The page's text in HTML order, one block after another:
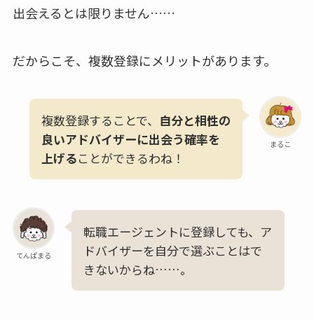
出会えるとは限りません……
だからこそ、複数登録にメリットがあります。
まるこ
複数登録することで、 自分と相性の
良いアドバイザーに出会う確率を
上げることができるわね！
てんぱまる
転職エージェントに登録しても、ア
ドバイザーを自分で選ぶことはで
きないからね……。